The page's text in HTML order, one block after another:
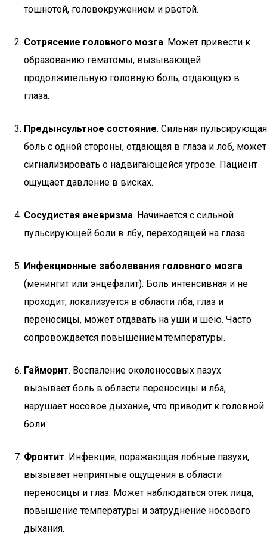
тошнотой, головокружением и рвотой.
Сотрясение головного мозга. Может привести к
образованию гематомы, вызывающей
продолжительную головную боль, отдающую в
глаза.
Предынсультное состояние. Сильная пульсирующая
боль с одной стороны, отдающая в глаза и лоб, может
сигнализировать о надвигающейся угрозе. Пациент
ощущает давление в висках.
Сосудистая аневризма. Начинается с сильной
пульсирующей боли в лбу, переходящей на глаза.
Инфекционные заболевания головного мозга
(менингит или энцефалит). Боль интенсивная и не
проходит, локализуется в области лба, глаз и
переносицы, может отдавать на уши и шею. Часто
сопровождается повышением температуры.
Гайморит. Воспаление околоносовых пазух
вызывает боль в области переносицы и лба,
нарушает носовое дыхание, что приводит к головной
боли.
Фронтит. Инфекция, поражающая лобные пазухи,
вызывает неприятные ощущения в области
переносицы и глаз. Может наблюдаться отек лица,
повышение температуры и затруднение носового
дыхания.